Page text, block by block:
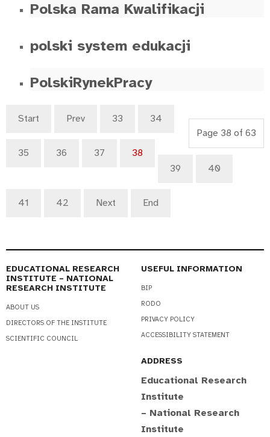
Polska Rama Kwalifikacji
polski system edukacji
PolskiRynekPracy
Page 38 of 63
Start Prev 33 34
35 36 37
38
39
40
41 42 Next End
EDUCATIONAL RESEARCH
INSTITUTE – NATIONAL
RESEARCH INSTITUTE
ABOUT US
DIRECTORS OF THE INSTITUTE
SCIENTIFIC COUNCIL
USEFUL INFORMATION
BIP
RODO
PRIVACY POLICY
ACCESSIBILITY STATEMENT
ADDRESS
Educational Research
Institute
– National Research
Institute